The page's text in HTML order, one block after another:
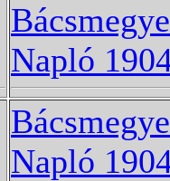
Napló
Napló